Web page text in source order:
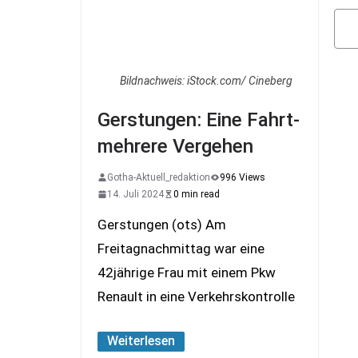
Bildnachweis: iStock.com/ Cineberg
Gerstungen: Eine Fahrt-
mehrere Vergehen
Gotha-Aktuell_redaktion
996 Views
14. Juli 2024
0 min read
Gerstungen (ots) Am
Freitagnachmittag war eine
42jährige Frau mit einem Pkw
Renault in eine Verkehrskontrolle
Weiterlesen